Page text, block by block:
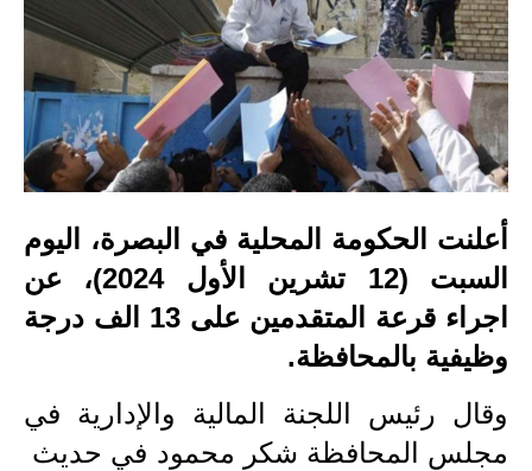
المنح المالية
قطع الاراضي
اخبار العراق
الاخبار السياسية
الاخبار الامنية
الاخبار الاقتصادية
المدارس
اخبار وقرارات وزارة التربية
أعلنت الحكومة المحلية في البصرة، اليوم
السبت (12 تشرين الأول 2024)، عن
اجراء قرعة المتقدمين على 13 الف درجة
وظيفية بالمحافظة.
وقال رئيس اللجنة المالية والإدارية في
مجلس المحافظة شكر محمود في حديث